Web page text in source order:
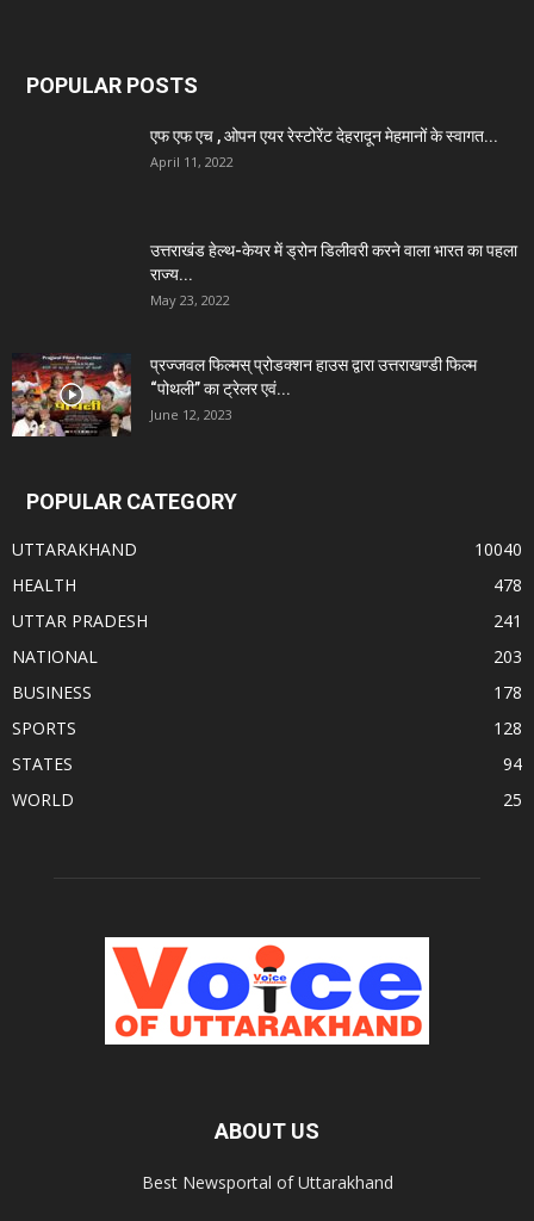
POPULAR POSTS
एफ एफ एच , ओपन एयर रेस्टोरेंट देहरादून मेहमानों के स्वागत...
April 11, 2022
उत्तराखंड हेल्थ-केयर में ड्रोन डिलीवरी करने वाला भारत का पहला
राज्य...
May 23, 2022
प्रज्जवल फिल्मस् प्रोडक्शन हाउस द्वारा उत्तराखण्डी फिल्म
“पोथली” का ट्रेलर एवं...
June 12, 2023
POPULAR CATEGORY
UTTARAKHAND
10040
HEALTH
478
UTTAR PRADESH
241
NATIONAL
203
BUSINESS
178
SPORTS
128
STATES
94
WORLD
25
ABOUT US
Best Newsportal of Uttarakhand